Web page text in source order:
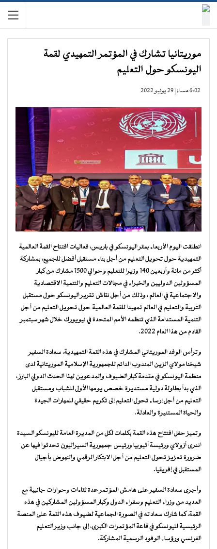
موريتانيا تشارك في المؤتمر التمهيدي لقمة
اليونسكو حول التعليم
6:02 مساءً | 29 يونيو 2022
انطلقت اليوم الأربعاء بمقر اليونسكو في باريس، فعاليات افتتاح القمة العالمية
التمهيدية حول تحويل التعليم من أجل بناء مستقبل أفضل للجميع، بمشاركة
أكثر من مائة وأربعين 140 وزيرا للتعليم وحوالي 1500 مشارك من كبار
المسؤولين الدوليين والخبراء في مجالات التعليم والتنمية الاقتصادية
والاجتماعية في العالم ، وذلك من أجل نقاش تقرير اليونسكو حول مستقبل
التربية والتعليم في العالم تمهيدا للقمة العالمية حول تحويل التعليم من أجل
التنمية المستدامة الذي تنظمه الأمم المتحدة في نيويورك خلال شهر سبتمبر
القادم من هذا العام 2022.
وترأس الوفد الموريتاني المشارك في هذه القمة التمهيدية، سعادة السفير
شيخنا مولاي الزين المندوب الدائم للجمهورية الإسلامية الموريتانية لدى
منظمة اليونسكو في مقدمة كبار الضيوف والمدعوين لهذا الحدث الدولي البارز ،
الذي بدأ بطاولة دولية مستديرة خصص يومها الأول للشباب ومستقبل
التعليم من أجل إرساء تحول التعليم إلى تكريم حقيقي للمهارات الجيدة
والحياة المستنيرة والعادلة.
وتميز حفل افتتاح هذه القمة بكلمات لكل من المديرة العامة لليونسكو السيدة
اندرى أزولاي ورئيسة أثيوبيا ورئيس جمهورية السيراليون تحدثوا فيها عن
ضرورة تعزيز تحول التعليم من أجل الابتكار الرقمي والنهوض بأجيال
المستقبل في إفريقيا.
وأجرى سعادة السفير على هامش المؤتمر عدة لقاءات وحوارات جانبية مع
العديد من وزراء التعليم وسفراء الدول وكبار المسؤولين المشاركين في هذه
القمة، كما شارك سعادته في الصورة الجماعية لضيوف هذه القمة على المنصة
الرئيسية لليونسكو في قاعة المؤتمرات الكبرى، إلى جانب وزير التعليم
الفرنسي ورؤساء الوفود الرسمية المشاركة.